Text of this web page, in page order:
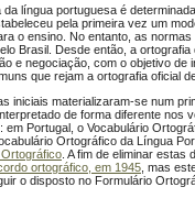
da língua portuguesa é
pela primeira vez um
o ensino. No entanto, as
Brasil. Desde então, a
e negociação, com o objetivo de
que rejam a ortografia oficial
iniciais materializaram-se num
de forma diferente nos
em Portugal, o Vocabulário
Ortográfico da Língua
. A fim de eliminar
ortográfico, em 1945 , mas
o disposto no Formulário